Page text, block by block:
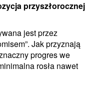
przyszłorocznej
jest przez
Jak przyznają
progres we
rosła nawet